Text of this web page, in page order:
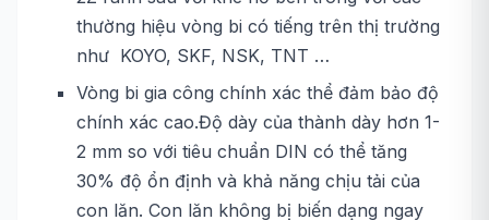
thường hiệu vòng bi có tiếng trên thị trường
như KOYO, SKF, NSK, TNT …
Vòng bi gia công chính xác thể đảm bảo độ
chính xác cao.Độ dày của thành dày hơn 1-
2 mm so với tiêu chuẩn DIN có thể tăng
30% độ ổn định và khả năng chịu tải của
con lăn. Con lăn không bị biến dạng ngay